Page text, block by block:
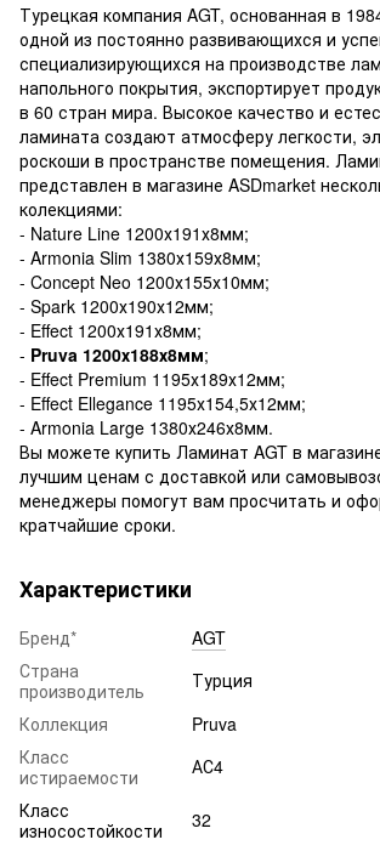
Турецкая компания AGT, основанная в
одной из постоянно развивающихся и
специализирующихся на производстве
напольного покрытия, экспортирует
в 60 стран мира. Высокое качество и
ламината создают атмосферу легкости,
роскоши в пространстве помещения.
представлен в магазине ASDmarket
колекциями:
- Nature Line 1200х191х8мм;
- Armonia Slim 1380х159х8мм;
- Concept Neo 1200х155х10мм;
- Spark 1200х190х12мм;
- Effect 1200х191х8мм;
- Pruva 1200х188х8мм;
- Effect Premium 1195х189х12мм;
- Effect Ellegance 1195х154,5х12мм;
- Armonia Large 1380х246х8мм.
Вы можете купить Ламинат AGT в
лучшим ценам с доставкой или
менеджеры помогут вам просчитать и
кратчайшие сроки.
Характеристики
Бренд*
AGT
Страна
производитель
Турция
Коллекция
Pruva
Класс
истираемости
АС4
Класс
износостойкости
32